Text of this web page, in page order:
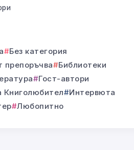
Без категория
препоръчва
Библиотеки
Гост-автори
Книголюбител
Интервюта
Любопитно